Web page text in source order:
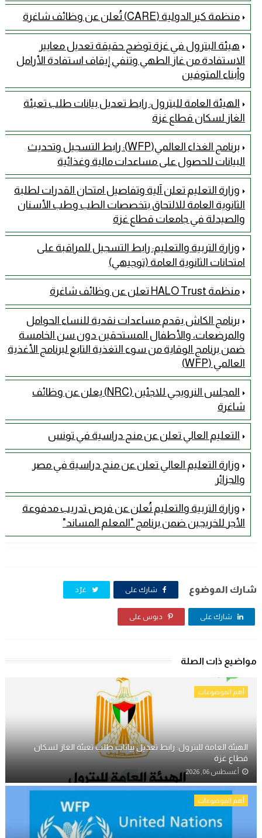
منظمة كير الدولية (CARE) تُعلن عن وظائف شاغرة
هيئة البترول في غزة توضح حقيقة تعديل معايير
الاستفادة من غاز الطهي وتنفي إيقاف استفادة الأرامل
وأبناء المتوفين
الهيئة العامة للبترول: رابط تعديل بيانات طلب تعبئة
الغاز لسكان قطاع غزة
برنامج الغذاء العالمي(WFP): رابط التسجيل وتحديث
البيانات للحصول على مساعدات مالية وغذائية
وزارة التعليم تعلن آلية وتفاصيل امتحان القدرات لطلبة
الثانوية العامة للالتحاق بتخصصات الطب وطب الأسنان
والصيدلة في جامعات قطاع غزة
وزارة التربية والتعليم: رابط التسجيل للمراقبة على
امتحانات الثانوية العامة (توجيهي)
منظمة HALO Trust تعلن عن وظائف شاغرة
برنامج الكاش يقدم مساعدات نقدية للنساء الحوامل
والمرضعات، والأطفال المستحقين دون سن الخامسة
ضمن برنامج الوقاية من سوء التغذية التابع لبرنامج الأغذية
العالمي (WFP)
المجلس النرويجي للاجئين (NRC) يعلن عن وظائف
شاغرة
التعليم العالي تعلن عن منح دراسية في تونس
وزارة التعليم العالي تعلن عن منح دراسية في مصر
والجزائر
وزارة التربية والتعليم تُعلن عن فرص تدريب مدفوعة
الأجر للخريجين ضمن برنامج "المعلم المساند"
شارك الموضوع شارك على غرّد
شارك على دبوس على
مواضيع ذات الصلة
أهم الموضوعات
الهيئة العامة للبترول: رابط تعديل بيانات طلب تعبئة الغاز لسكان
قطاع غزة
أغسطس 06, 2026
أهم الموضوعات